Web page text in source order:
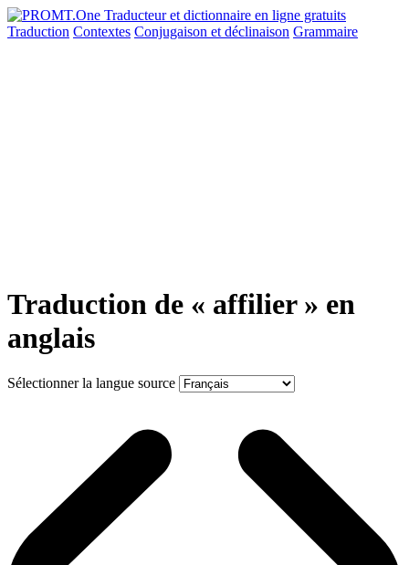
Traduction Contextes Conjugaison et déclinaison Grammaire
Traduction de « affilier » en
anglais
Sélectionner la langue source